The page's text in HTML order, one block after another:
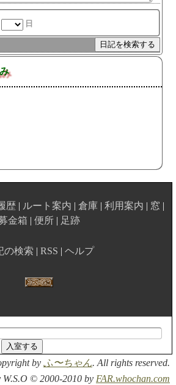
日
歴 ルート案内 倉庫 利用案内
窓
金箱
便所 足跡
の検索 RSS ヘルプ
by ふ〜ちゃん. All rights reserved.
W.S.O © 2000-2010 by FAR.whochan.com